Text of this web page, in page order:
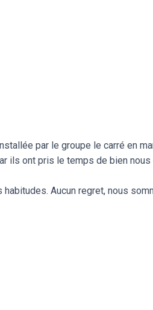
par le groupe le carré en
ils ont pris le temps de bien
Aucun regret, nous